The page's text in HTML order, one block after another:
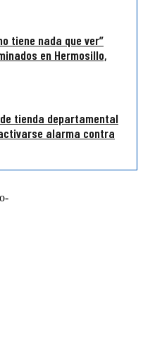
tiene nada que ver”
en Hermosillo,
tienda departamental
alarma contra